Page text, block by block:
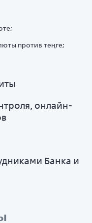
против теңге;
онлайн-
Банка и